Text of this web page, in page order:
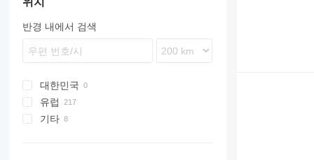
T series
CX
SR
SV
W-series
305
312
313
314
315
316
R-series
T-series
WE
MC
N-series
반경 내에서 검색
대한민국
유럽
기타